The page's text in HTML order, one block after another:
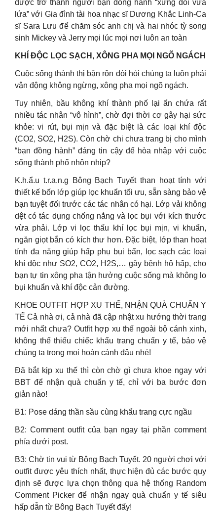
được trở thành người bạn đồng hành “xứng đôi vừa
lứa” với Gia đình tài hoa nhạc sĩ Dương Khắc Linh-Ca
sĩ Sara Lưu để chăm sóc anh chị và hai nhóc tỳ song
sinh Mickey và Jerry mọi lúc mọi nơi luôn an toàn
KHÍ ĐỘC LỌC SẠCH, XÔNG PHA MỌI NGÕ NGÁCH
Cuộc sống thành thị bận rộn đòi hỏi chúng ta luôn phải
vận động không ngừng, xông pha mọi ngõ ngách.
Tuy nhiên, bầu không khí thành phố lại ẩn chứa rất
nhiều tác nhân “vô hình”, chờ đợi thời cơ gây hại sức
khỏe: vi rút, bụi mịn và đặc biệt là các loại khí độc
(CO2, SO2, H2S). Còn chờ chi chưa trang bị cho mình
“bạn đồng hành” đáng tin cậy để hòa nhập với cuộc
sống thành phố nhộn nhịp?
K.h.ẩ.u t.r.a.n.g Bông Bạch Tuyết than hoạt tính với
thiết kế bốn lớp giúp lọc khuẩn tối ưu, sẵn sàng bảo vệ
bạn tuyệt đối trước các tác nhân có hại. Lớp vải không
dệt có tác dụng chống nắng và lọc bụi với kích thước
vừa phải. Lớp vi lọc thấu khí lọc bụi mịn, vi khuẩn,
ngăn giọt bắn có kích thư hơn. Đặc biệt, lớp than hoạt
tính đa năng giúp hấp phụ bụi bẩn, lọc sạch các loại
khí độc như SO2, CO2, H2S,… gây bệnh hô hấp, cho
bạn tự tin xông pha tận hưởng cuộc sống mà không lo
bụi khuẩn và khí độc cản đường.
KHOE OUTFIT HỢP XU THẾ, NHẬN QUÀ CHUẨN Y
TẾ Cả nhà ơi, cả nhà đã cập nhật xu hướng thời trang
mới nhất chưa? Outfit hợp xu thế ngoài bộ cánh xinh,
không thể thiếu chiếc khẩu trang chuẩn y tế, bảo vệ
chúng ta trong mọi hoàn cảnh đâu nhé!
Đã bắt kịp xu thế thì còn chờ gì chưa khoe ngay với
BBT để nhận quà chuẩn y tế, chỉ với ba bước đơn
giản nào!
B1: Pose dáng thần sầu cùng khẩu trang cực ngầu
B2: Comment outfit của bạn ngay tại phần comment
phía dưới post.
B3: Chờ tin vui từ Bông Bạch Tuyết. 20 người chơi với
outfit được yêu thích nhất, thực hiện đủ các bước quy
định sẽ được lựa chọn thông qua hệ thống Random
Comment Picker để nhận ngay quà chuẩn y tế siêu
hấp dẫn từ Bông Bạch Tuyết đấy!